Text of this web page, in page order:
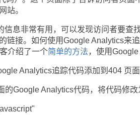
站。
非常有用，可以发现访问者要查
链接。如何使用Google Analytics来
介绍了一个简单的方法，使用
Analytics追踪代码添加到404 页面
Google Analytics代码，将代码修改